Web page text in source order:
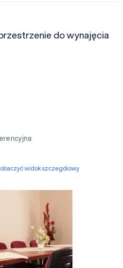
do wynajęcia
widok szczegółowy